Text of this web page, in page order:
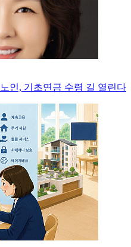
인, 기초연금 수령 길 열린다